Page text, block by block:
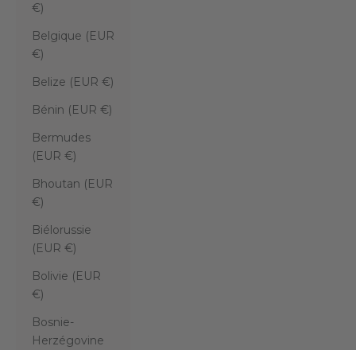
€)
Belgique (EUR
€)
Belize (EUR €)
Bénin (EUR €)
Bermudes
(EUR €)
Bhoutan (EUR
€)
Biélorussie
(EUR €)
Bolivie (EUR
€)
Bosnie-
Herzégovine